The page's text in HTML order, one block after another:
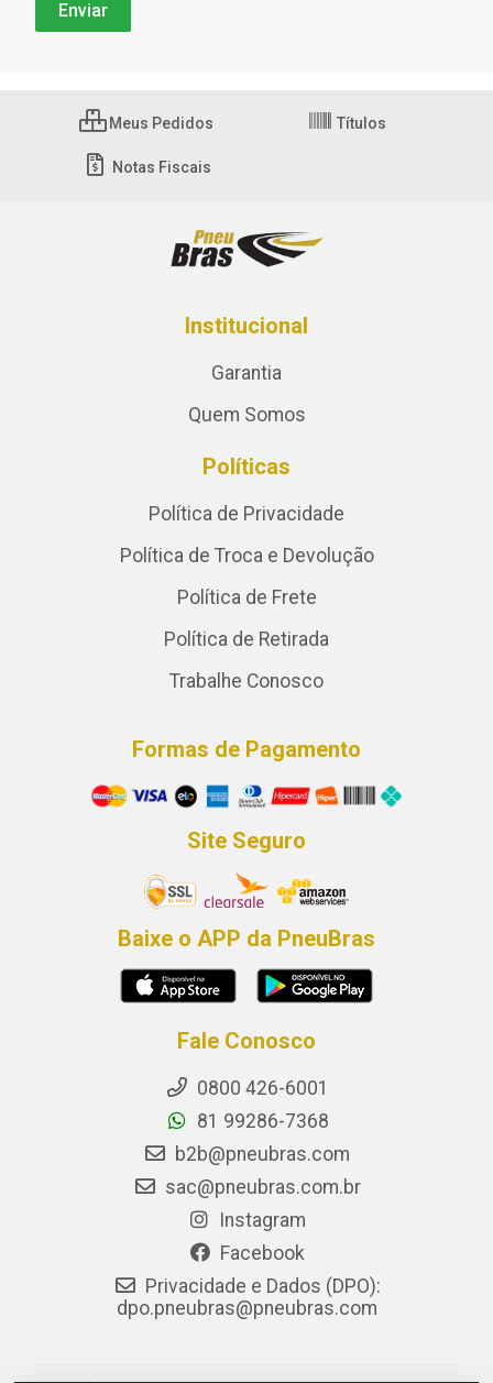
Meus Pedidos Títulos
Notas Fiscais
Institucional
Garantia
Quem Somos
Políticas
Política de Privacidade
Política de Troca e Devolução
Política de Frete
Política de Retirada
Trabalhe Conosco
Formas de Pagamento
Site Seguro
Baixe o APP da PneuBras
Fale Conosco
0800 426-6001
81 99286-7368
b2b@pneubras.com
sac@pneubras.com.br
Instagram
Facebook
Privacidade e Dados (DPO):
dpo.pneubras@pneubras.com